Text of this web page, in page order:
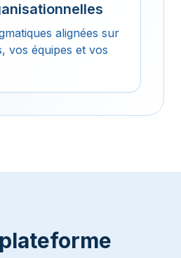
alignées sur
vos équipes et vos